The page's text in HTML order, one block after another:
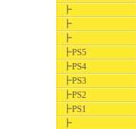
┣
┣
┣
┣PS5
┣PS4
┣PS3
┣PS2
┣PS1
┣